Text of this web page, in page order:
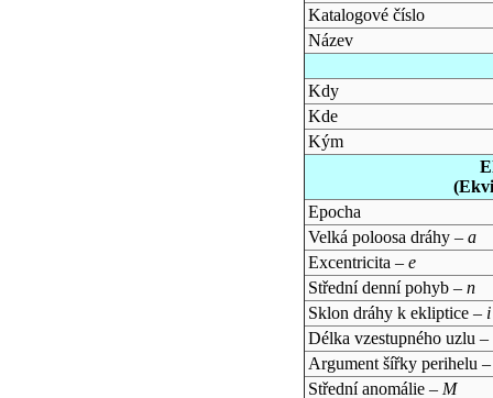
Katalogové číslo
Název
Kdy
Kde
Kým
Epocha
Velká poloosa dráhy – a
Excentricita – e
Střední denní pohyb – n
Sklon dráhy k ekliptice – i
Délka vzestupného uzlu –
Argument šířky perihelu
Střední anomálie – M